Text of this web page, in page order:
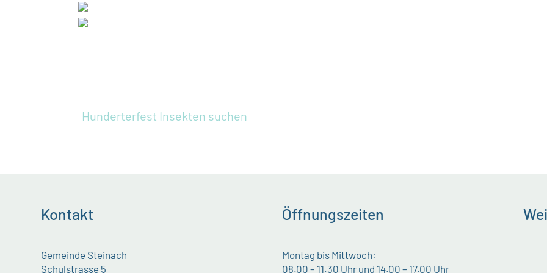
Hunderterfest Insekten suchen
Kontakt
Gemeinde Steinach
Schulstrasse 5
Öffnungszeiten
Montag bis Mittwoch:
08.00 – 11.30 Uhr und 14.00 – 17.00 Uhr